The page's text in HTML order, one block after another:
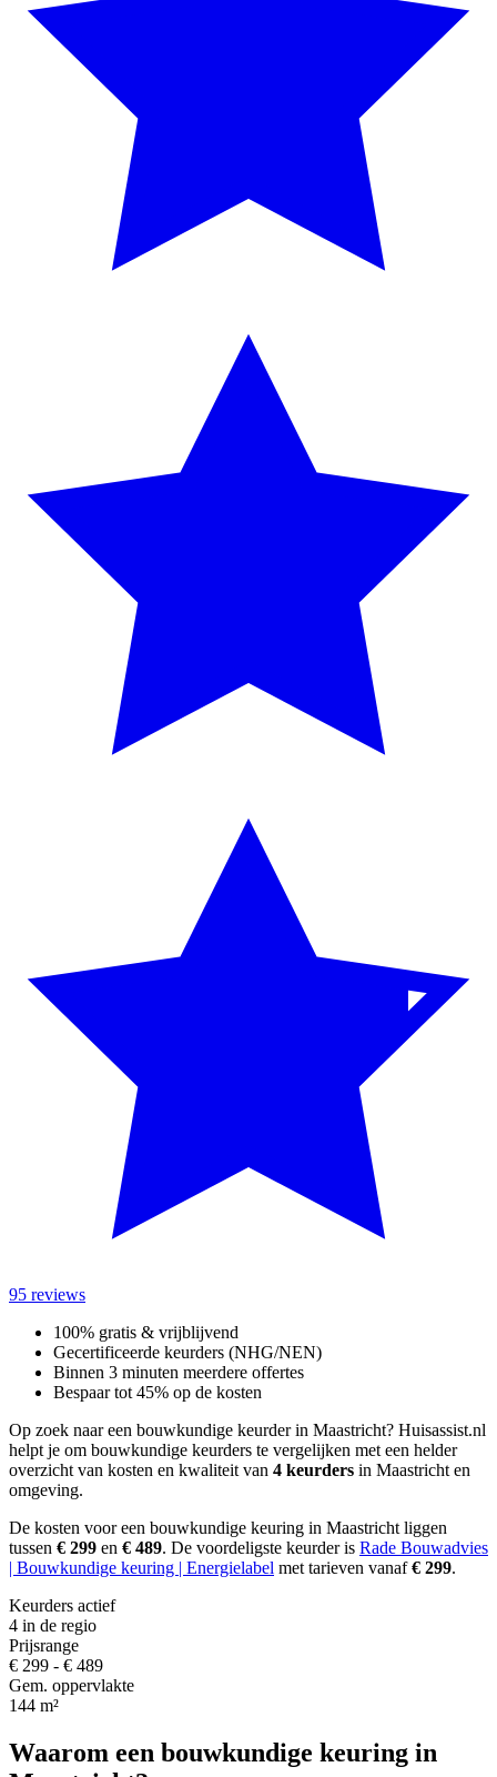
95 reviews
100% gratis & vrijblijvend
Gecertificeerde keurders (NHG/NEN)
Binnen 3 minuten meerdere offertes
Bespaar tot 45% op de kosten
Op zoek naar een bouwkundige keurder in Maastricht? Huisassist.nl
helpt je om bouwkundige keurders te vergelijken met een helder
overzicht van kosten en kwaliteit van 4 keurders in Maastricht en
omgeving.
De kosten voor een bouwkundige keuring in Maastricht liggen
tussen € 299 en € 489. De voordeligste keurder is Rade Bouwadvies
| Bouwkundige keuring | Energielabel met tarieven vanaf€ 299.
Keurders actief
4 in de regio
Prijsrange
€ 299 - € 489
Gem. oppervlakte
144 m²
Waarom een bouwkundige keuring in